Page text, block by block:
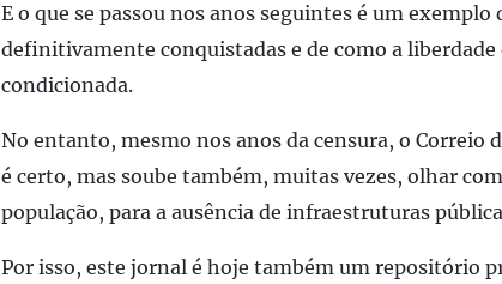
E o que se passou nos anos seguintes é um
definitivamente conquistadas e de como a
condicionada.
No entanto, mesmo nos anos da censura, o
é certo, mas soube também, muitas vezes, olhar
população, para a ausência de infraestruturas
Por isso, este jornal é hoje também um repositório